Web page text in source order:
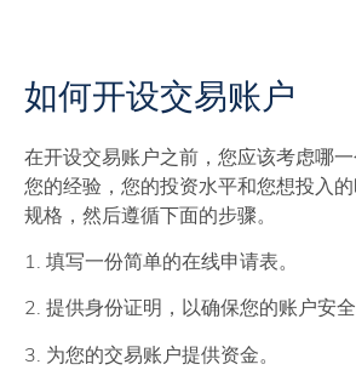
如何开设交易账户
在开设交易账户之前，您应该考虑哪
您的经验，您的投资水平和您想投入
规格，然后遵循下面的步骤。
1. 填写一份简单的在线申请表。
2. 提供身份证明，以确保您的账户安全
3. 为您的交易账户提供资金。